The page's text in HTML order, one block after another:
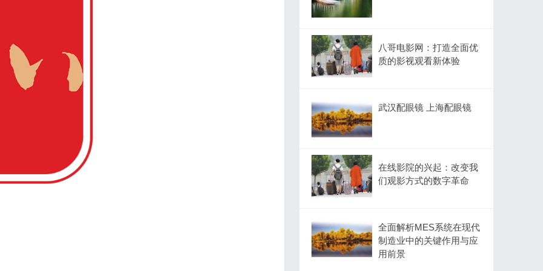
八哥电影网：打造全面优
质的影视观看新体验
武汉配眼镜 上海配眼镜
在线影院的兴起：改变我
们观影方式的数字革命
全面解析MES系统在现代
制造业中的关键作用与应
用前景